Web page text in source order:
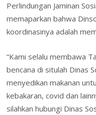
Perlindungan Jaminan
memaparkan bahwa
koordinasinya adalah
“Kami selalu membawa
bencana di situlah Dinas
menyedikan makanan
kebakaran, covid dan
silahkan hubungi Dinas